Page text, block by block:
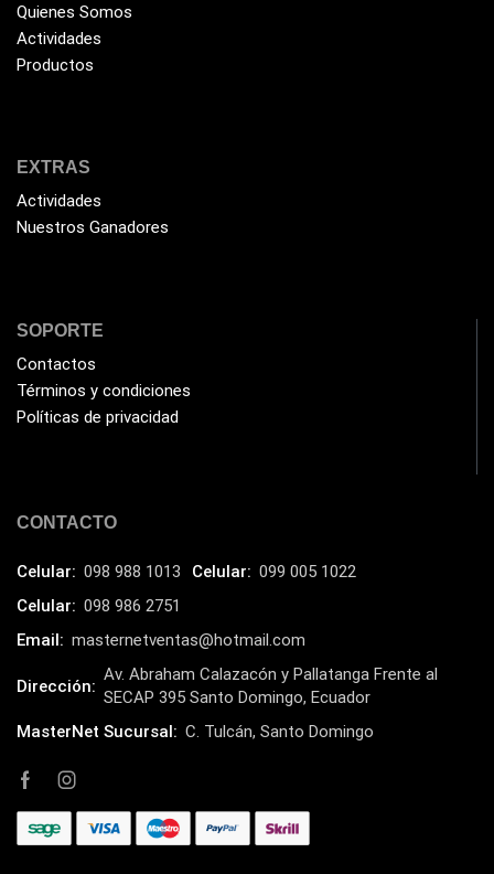
Quienes Somos
Actividades
Productos
EXTRAS
Actividades
Nuestros Ganadores
SOPORTE
Contactos
Términos y condiciones
Políticas de privacidad
CONTACTO
Celular: 098 988 1013 Celular: 099 005 1022
Celular: 098 986 2751
Email: masternetventas@hotmail.com
Dirección:
Av. Abraham Calazacón y Pallatanga Frente al
SECAP 395 Santo Domingo, Ecuador
MasterNet Sucursal: C. Tulcán, Santo Domingo